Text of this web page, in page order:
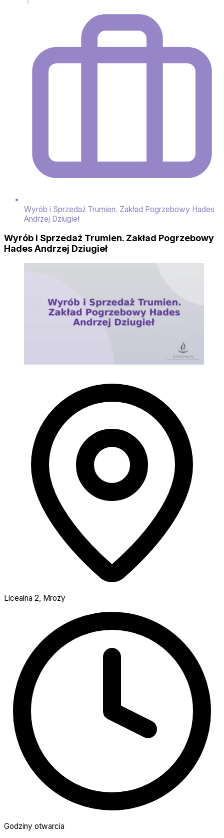
Wyrób i Sprzedaż Trumien. Zakład Pogrzebowy Hades
Andrzej Dziugieł
Wyrób i Sprzedaż Trumien. Zakład Pogrzebowy
Hades Andrzej Dziugieł
Licealna 2, Mrozy
Godziny otwarcia